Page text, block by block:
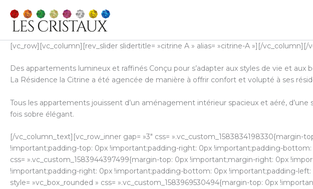
contenu
[vc_row][vc_column][rev_slider slidertitle= »citrine A » alias= »citrine-A »][/
Des appartements lumineux et raffinés Conçu pour s’adapter aux styles de vie et aux
La Résidence la Citrine a été agencée de manière à offrir confort et volupté à ses
Tous les appartements jouissent d’un aménagement intérieur spacieux et aéré,
fois sobre élégant.
[/vc_column_text][vc_row_inner gap= »3″ css=
!important;padding-top: 0px !important;padding-right: 0px !important;padding-
css= ».vc_custom_1583944397499{margin-top: 0px !important;margin-right: 0px
!important;padding-right: 0px !important;padding-bottom: 0px !important;padding-left:
style= »vc_box_rounded » css= ».vc_custom_1583969530494{margin-top: 0px